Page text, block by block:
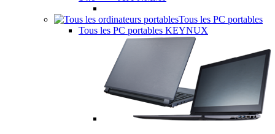
Tous les PC portables
Tous les PC portables KEYNUX